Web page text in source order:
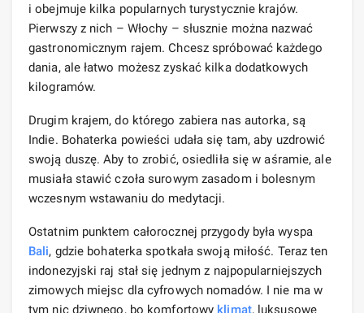
i obejmuje kilka popularnych turystycznie krajów.
Pierwszy z nich – Włochy – słusznie można nazwać
gastronomicznym rajem. Chcesz spróbować każdego
dania, ale łatwo możesz zyskać kilka dodatkowych
kilogramów.
Drugim krajem, do którego zabiera nas autorka, są
Indie. Bohaterka powieści udała się tam, aby uzdrowić
swoją duszę. Aby to zrobić, osiedliła się w aśramie, ale
musiała stawić czoła surowym zasadom i bolesnym
wczesnym wstawaniu do medytacji.
Ostatnim punktem całorocznej przygody była wyspa
Bali, gdzie bohaterka spotkała swoją miłość. Teraz ten
indonezyjski raj stał się jednym z najpopularniejszych
zimowych miejsc dla cyfrowych nomadów. I nie ma w
tym nic dziwnego, bo komfortowy klimat, luksusowe